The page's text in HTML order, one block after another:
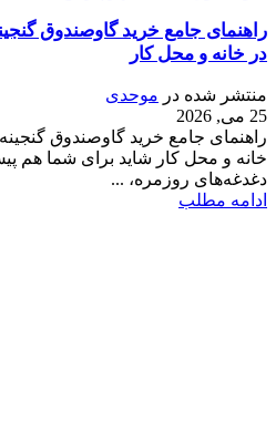
در خانه و محل کار
منتشر شده در موحدی
25 می, 2026
خانه و محل کار شاید برای شما هم
دغدغه‌های روزمره، ...
ادامه مطلب